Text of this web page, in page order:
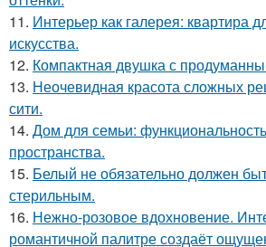
11. Интерьер как галерея: квартира
искусства.
12. Компактная двушка с
13. Неочевидная красота сложных
сити.
14. Дом для семьи:
пространства.
15. Белый не обязательно должен
стерильным.
16. Нежно-розовое вдохновение.
романтичной палитре создаёт